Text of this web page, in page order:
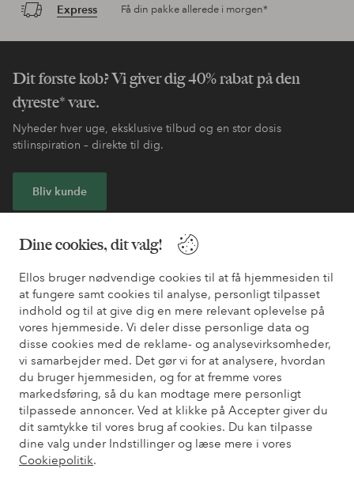
Dine cookies, dit valg!
Ellos bruger nødvendige cookies til at få hjemmesiden til
at fungere samt cookies til analyse, personligt tilpasset
indhold og til at give dig en mere relevant oplevelse på
vores hjemmeside. Vi deler disse personlige data og
disse cookies med de reklame- og analysevirksomheder,
vi samarbejder med. Det gør vi for at analysere, hvordan
du bruger hjemmesiden, og for at fremme vores
markedsføring, så du kan modtage mere personligt
tilpassede annoncer. Ved at klikke på Accepter giver du
dit samtykke til vores brug af cookies. Du kan tilpasse
dine valg under Indstillinger og læse mere i vores
Cookiepolitik.
Express Få din pakke allerede i morgen*
Dit første køb? Vi giver dig 40% rabat på den
dyreste* vare.
Nyheder hver uge, eksklusive tilbud og en stor dosis
stilinspiration – direkte til dig.
Bliv kunde
Har du brug for hjælp?
Du kan finde svar på de oftest stillede spørgsmål i vores FAQ.
Du kan også finde oplysninger om, hvordan du kontakter os.
Kundeservice Bestilling Betalingsmåde
Mine sider